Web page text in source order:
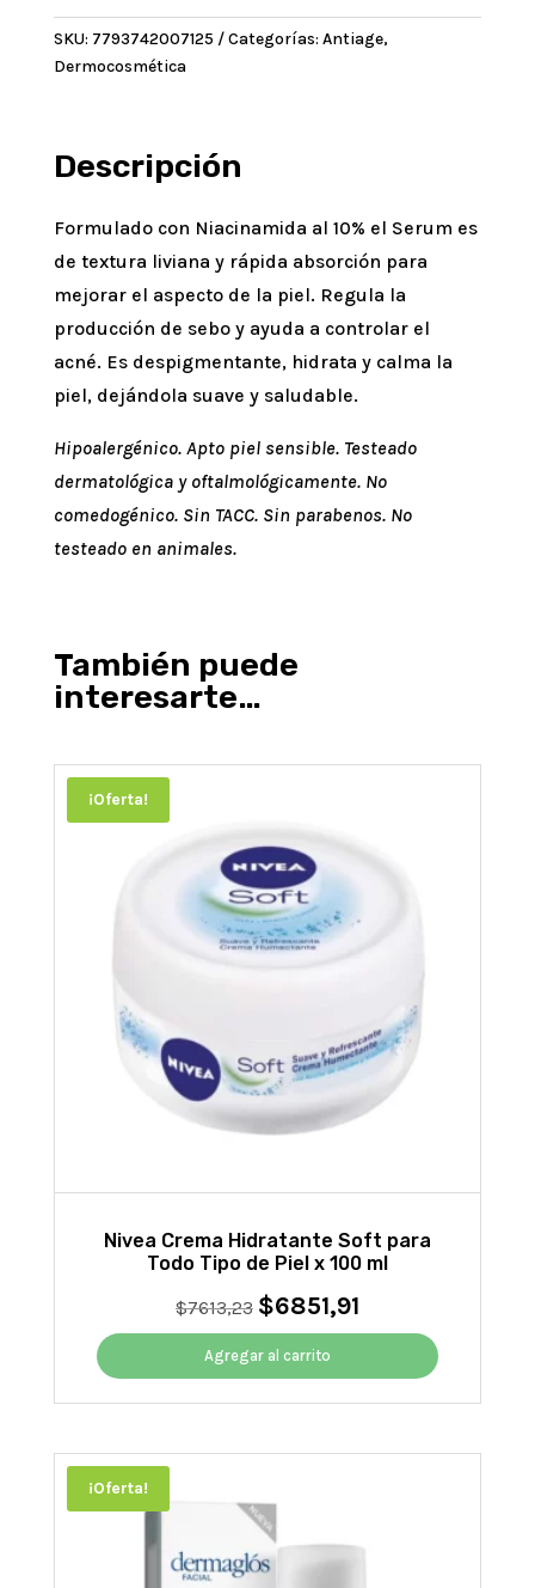
Niacinamida
cantidad
SKU: 7793742007125 Categorías: Antiage,
Dermocosmética
Descripción
Formulado con Niacinamida al 10% el Serum es
de textura liviana y rápida absorción para
mejorar el aspecto de la piel. Regula la
producción de sebo y ayuda a controlar el
acné. Es despigmentante, hidrata y calma la
piel, dejándola suave y saludable.
Hipoalergénico. Apto piel sensible. Testeado
dermatológica y oftalmológicamente. No
comedogénico. Sin TACC. Sin parabenos. No
testeado en animales.
También puede
interesarte…
¡Oferta!
Nivea Crema Hidratante Soft para
Todo Tipo de Piel x 100 ml
$7613,23 El
precio
original
era:
$7613,23.
$6851,91El
precio
es:
$6851,91.
Agregar al carrito
¡Oferta!